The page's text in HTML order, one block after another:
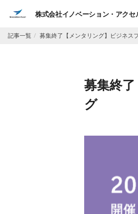
株式会社イノベーション・アクセ
記事一覧 募集終了【メンタリング】ビジネス
募集終
グ